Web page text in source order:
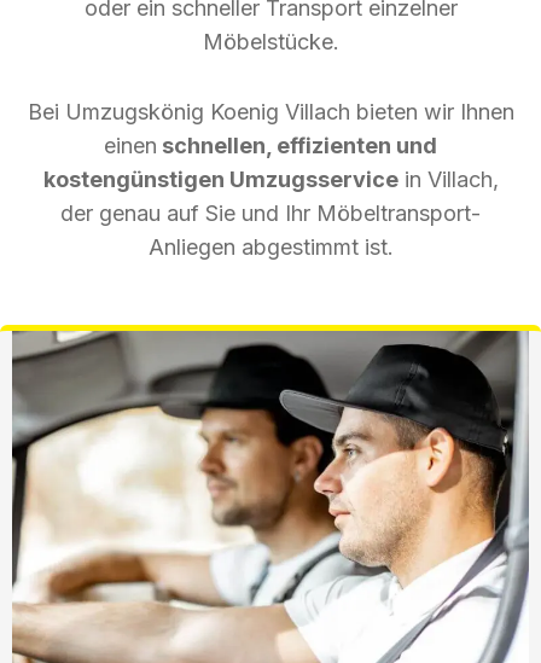
oder ein schneller Transport einzelner
Möbelstücke.
Bei Umzugskönig Koenig Villach bieten wir Ihnen
einen schnellen, effizienten und
kostengünstigen Umzugsservicein Villach,
der genau auf Sie und Ihr Möbeltransport-
Anliegen abgestimmt ist.